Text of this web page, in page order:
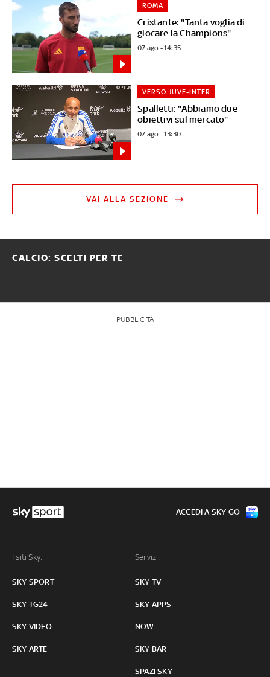
Cristante: "Tanta voglia di
giocare la Champions"
ROMA
07 ago - 14:35
Spalletti: "Abbiamo due
obiettivi sul mercato"
VERSO JUVE-INTER
07 ago - 13:30
VAI ALLA SEZIONE
CALCIO: SCELTI PER TE
PUBBLICITÀ
I siti Sky:
SKY SPORT
SKY TG24
SKY VIDEO
SKY ARTE
Servizi:
SKY TV
SKY APPS
NOW
SKY BAR
SPAZI SKY
ACCEDI A SKY GO